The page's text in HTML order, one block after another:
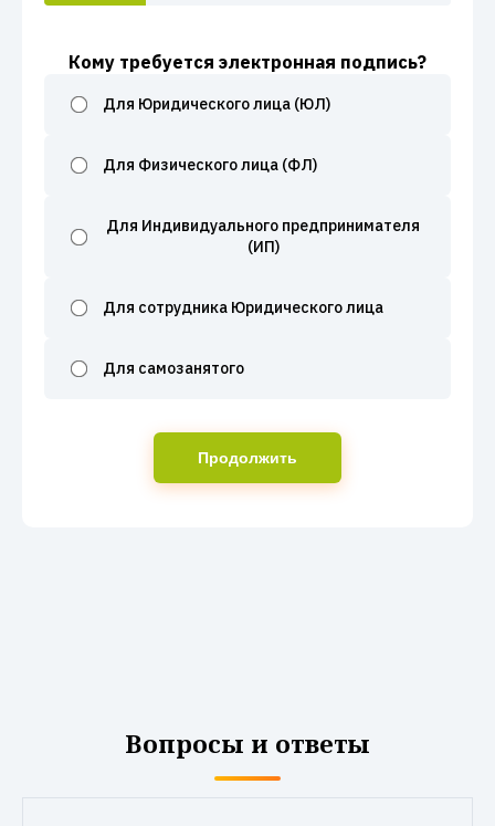
Кому требуется электронная подпись?
Для Юридического лица (ЮЛ)
Для Физического лица (ФЛ)
Для Индивидуального предпринимателя
(ИП)
Для сотрудника Юридического лица
Для самозанятого
Продолжить
Вопросы и ответы